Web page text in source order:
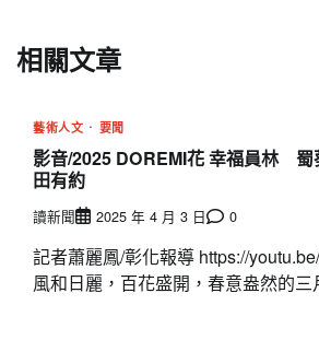
相關文章
藝術人文 要聞
影音/2025 DOREMI花 幸福員林 蜀
田有約
讀新聞 2025 年 4 月 3 日 0
記者蕭麗鳳/彰化報導 https://
風和日麗，百花盛開，春意盎然的